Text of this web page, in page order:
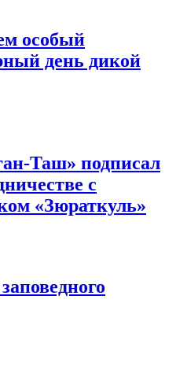
особый
день дикой
Таш» подписал
с
«Зюраткуль»